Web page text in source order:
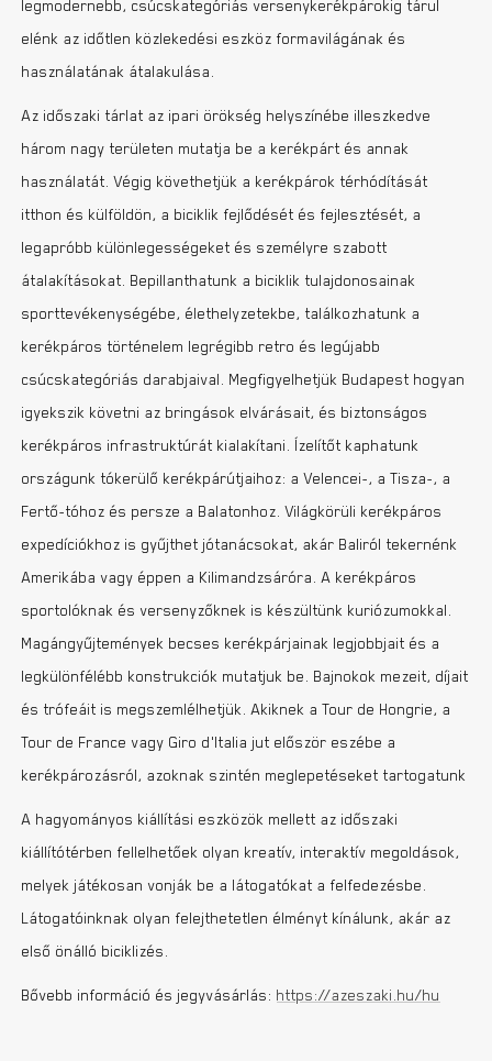
legmodernebb, csúcskategóriás versenykerékpárokig tárul
elénk az időtlen közlekedési eszköz formavilágának és
használatának átalakulása.
Az időszaki tárlat az ipari örökség helyszínébe illeszkedve
három nagy területen mutatja be a kerékpárt és annak
használatát. Végig követhetjük a kerékpárok térhódítását
itthon és külföldön, a biciklik fejlődését és fejlesztését, a
legapróbb különlegességeket és személyre szabott
átalakításokat. Bepillanthatunk a biciklik tulajdonosainak
sporttevékenységébe, élethelyzetekbe, találkozhatunk a
kerékpáros történelem legrégibb retro és legújabb
csúcskategóriás darabjaival. Megfigyelhetjük Budapest hogyan
igyekszik követni az bringások elvárásait, és biztonságos
kerékpáros infrastruktúrát kialakítani. Ízelítőt kaphatunk
országunk tókerülő kerékpárútjaihoz: a Velencei-, a Tisza-, a
Fertő-tóhoz és persze a Balatonhoz. Világkörüli kerékpáros
expedíciókhoz is gyűjthet jótanácsokat, akár Baliról tekernénk
Amerikába vagy éppen a Kilimandzsáróra. A kerékpáros
sportolóknak és versenyzőknek is készültünk kuriózumokkal.
Magángyűjtemények becses kerékpárjainak legjobbjait és a
legkülönfélébb konstrukciók mutatjuk be. Bajnokok mezeit, díjait
és trófeáit is megszemlélhetjük. Akiknek a Tour de Hongrie, a
Tour de France vagy Giro d’Italia jut először eszébe a
kerékpározásról, azoknak szintén meglepetéseket tartogatunk
A hagyományos kiállítási eszközök mellett az időszaki
kiállítótérben fellelhetőek olyan kreatív, interaktív megoldások,
melyek játékosan vonják be a látogatókat a felfedezésbe.
Látogatóinknak olyan felejthetetlen élményt kínálunk, akár az
első önálló biciklizés.
Bővebb információ és jegyvásárlás: https://azeszaki.hu/hu